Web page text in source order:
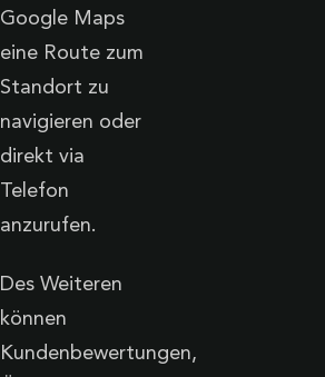
Google Maps
eine Route zum
Standort zu
navigieren oder
direkt via
Telefon
anzurufen.
Des Weiteren
können
Kundenbewertungen,